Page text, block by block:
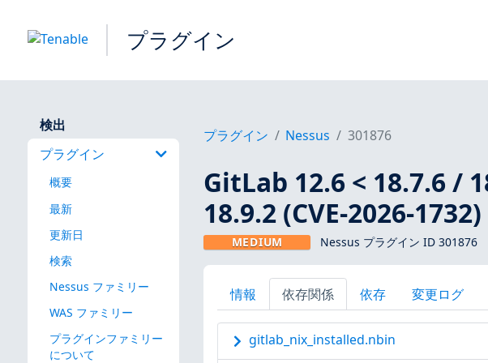
プラグイン
検出
プラグイン
概要
最新
更新日
検索
Nessus ファミリー
WAS ファミリー
プラグインファミリー
について
プラグイン Nessus 301876
GitLab 12.6 < 18.7.6 /
18.9.2 (CVE-2026-1732)
MEDIUM Nessus プラグイン ID 301876
情報 依存関係 依存 変更ログ
gitlab_nix_installed.nbin